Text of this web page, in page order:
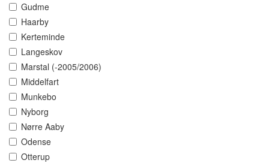
Gudme
Haarby
Kerteminde
Langeskov
Marstal (-2005/2006)
Middelfart
Munkebo
Nyborg
Nørre Aaby
Odense
Otterup